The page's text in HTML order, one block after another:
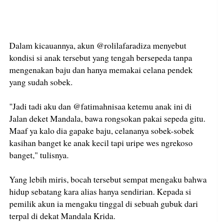
Dalam kicauannya, akun @rolilafaradiza menyebut
kondisi si anak tersebut yang tengah bersepeda tanpa
mengenakan baju dan hanya memakai celana pendek
yang sudah sobek.
"Jadi tadi aku dan @fatimahnisaa ketemu anak ini di
Jalan deket Mandala, bawa rongsokan pakai sepeda gitu.
Maaf ya kalo dia gapake baju, celananya sobek-sobek
kasihan banget ke anak kecil tapi uripe wes ngrekoso
banget," tulisnya.
Yang lebih miris, bocah tersebut sempat mengaku bahwa
hidup sebatang kara alias hanya sendirian. Kepada si
pemilik akun ia mengaku tinggal di sebuah gubuk dari
terpal di dekat Mandala Krida.